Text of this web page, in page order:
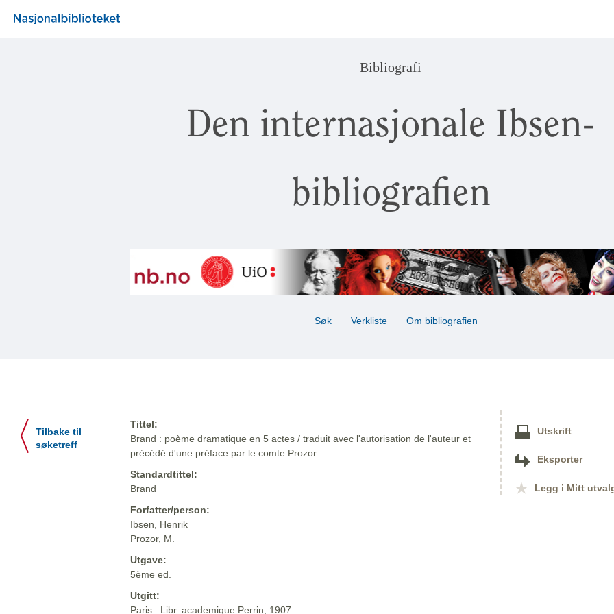
Bibliografi
Den internasjonale Ibsen-
bibliografien
Søk Verkliste Om bibliografien
Tilbake til
søketreff
Tittel:
Brand : poème dramatique en 5 actes / traduit avec l'autorisation de l'auteur et
précédé d'une préface par le comte Prozor
Standardtittel:
Brand
Forfatter/person:
Ibsen, Henrik
Prozor, M.
Utgave:
5ème ed.
Utgitt:
Paris : Libr. academique Perrin, 1907
Utskrift
Eksporter
Legg i Mitt